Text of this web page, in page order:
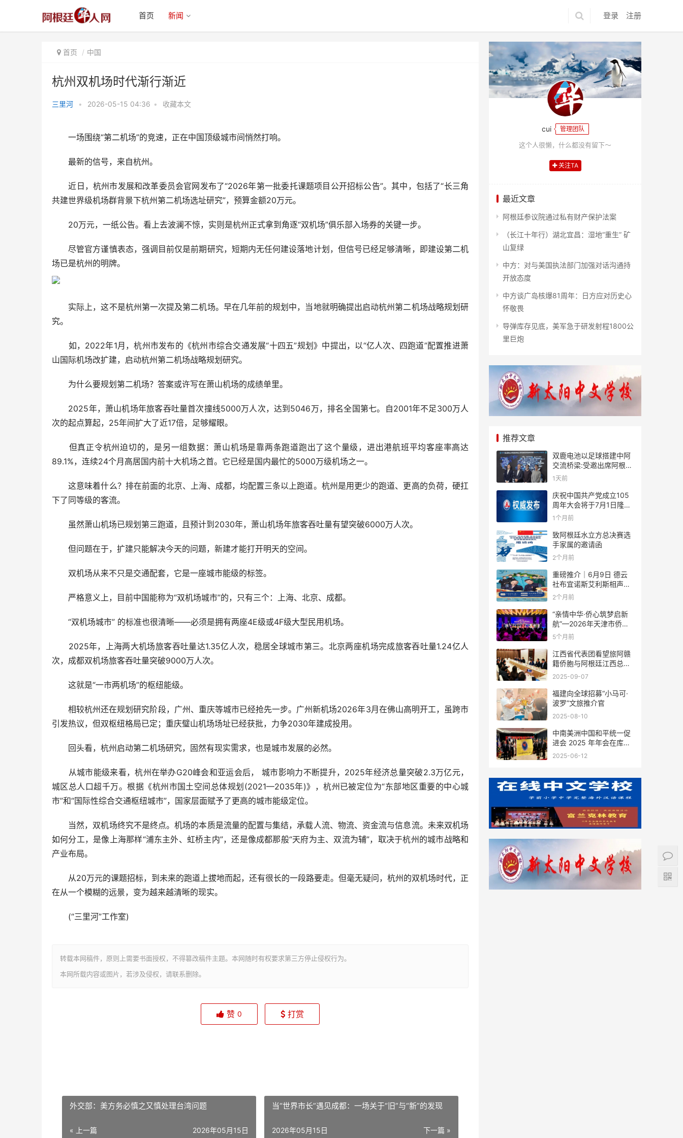
登录 注册
首页 新闻
首页 中国
杭州双机场时代渐行渐近
三里河 • 2026-05-15 04:36 • 收藏本文
一场围绕“第二机场”的竞速，正在中国顶级城市间悄然打响。
最新的信号，来自杭州。
近日，杭州市发展和改革委员会官网发布了“2026年第一批委托课题项目公开招标公告”。其中，包括了“长三角
共建世界级机场群背景下杭州第二机场选址研究”，预算金额20万元。
20万元，一纸公告。看上去波澜不惊，实则是杭州正式拿到角逐“双机场”俱乐部入场券的关键一步。
尽管官方谨慎表态，强调目前仅是前期研究，短期内无任何建设落地计划，但信号已经足够清晰，即建设第二机
场已是杭州的明牌。
实际上，这不是杭州第一次提及第二机场。早在几年前的规划中，当地就明确提出启动杭州第二机场战略规划研
究。
如，2022年1月，杭州市发布的《杭州市综合交通发展“十四五”规划》中提出，以“亿人次、四跑道”配置推进萧
山国际机场改扩建，启动杭州第二机场战略规划研究。
为什么要规划第二机场？答案或许写在萧山机场的成绩单里。
2025年，萧山机场年旅客吞吐量首次撞线5000万人次，达到5046万，排名全国第七。自2001年不足300万人
次的起点算起，25年间扩大了近17倍，足够耀眼。
但真正令杭州迫切的，是另一组数据：萧山机场是靠两条跑道跑出了这个量级，进出港航班平均客座率高达
89.1%，连续24个月高居国内前十大机场之首。它已经是国内最忙的5000万级机场之一。
这意味着什么？排在前面的北京、上海、成都，均配置三条以上跑道。杭州是用更少的跑道、更高的负荷，硬扛
下了同等级的客流。
虽然萧山机场已规划第三跑道，且预计到2030年，萧山机场年旅客吞吐量有望突破6000万人次。
但问题在于，扩建只能解决今天的问题，新建才能打开明天的空间。
双机场从来不只是交通配套，它是一座城市能级的标签。
严格意义上，目前中国能称为“双机场城市”的，只有三个：上海、北京、成都。
“双机场城市” 的标准也很清晰——必须是拥有两座4E级或4F级大型民用机场。
2025年，上海两大机场旅客吞吐量达1.35亿人次，稳居全球城市第三。北京两座机场完成旅客吞吐量1.24亿人
次，成都双机场旅客吞吐量突破9000万人次。
这就是“一市两机场”的枢纽能级。
相较杭州还在规划研究阶段，广州、重庆等城市已经抢先一步。广州新机场2026年3月在佛山高明开工，虽跨市
引发热议，但双枢纽格局已定；重庆璧山机场场址已经获批，力争2030年建成投用。
回头看，杭州启动第二机场研究，固然有现实需求，也是城市发展的必然。
从城市能级来看，杭州在举办G20峰会和亚运会后， 城市影响力不断提升，2025年经济总量突破2.3万亿元，
城区总人口超千万。根据《杭州市国土空间总体规划(2021—2035年)》，杭州已被定位为“东部地区重要的中心城
市”和“国际性综合交通枢纽城市”，国家层面赋予了更高的城市能级定位。
当然，双机场终究不是终点。机场的本质是流量的配置与集结，承载人流、物流、资金流与信息流。未来双机场
如何分工，是像上海那样“浦东主外、虹桥主内”，还是像成都那般“天府为主、双流为辅”，取决于杭州的城市战略和
产业布局。
从20万元的课题招标，到未来的跑道上拔地而起，还有很长的一段路要走。但毫无疑问，杭州的双机场时代，正
在从一个模糊的远景，变为越来越清晰的现实。
(“三里河”工作室)
转载本网稿件，原则上需要书面授权，不得篡改稿件主题。本网随时有权要求第三方停止侵权行为。
本网所载内容或图片，若涉及侵权，请联系删除。
赞 0 打赏
外交部：美方务必慎之又慎处理台湾问题
« 上一篇 2026年05月15日
当“世界市长”遇见成都：一场关于“旧”与“新”的发现
下一篇 »
2026年05月15日
cui 管理团队
这个人很懒，什么都没有留下～
关注TA
最近文章
阿根廷参议院通过私有财产保护法案
（长江十年行）湖北宜昌：湿地“重生” 矿
山复绿
中方：对与美国执法部门加强对话沟通持
开放态度
中方谈广岛核爆81周年：日方应对历史心
怀敬畏
导弹库存见底，美军急于研发射程1800公
里巨炮
推荐文章
双鹿电池以足球搭建中阿
交流桥梁:受邀出席阿根廷
足协赞助商招待会！
1天前
庆祝中国共产党成立105
周年大会将于7月1日隆重
举行
1个月前
致阿根廷水立方总决赛选
手家属的邀请函
2个月前
重磅推介｜6月9日 德云
社布宜诺斯艾利斯相声专
场！国风曲艺邂逅南美风
结！
2个月前
“亲情中华·侨心筑梦启新
航”—2026年天津市侨界
新春联谊活动成功举办
5个月前
江西省代表团看望旅阿赣
籍侨胞与阿根廷江西总商
会座谈
2025-09-07
福建向全球招募“小马可·
波罗”文旅推介官
2025-08-10
中南美洲中国和平统一促
进会 2025 年年会在库拉
索圆满举行，共绘反“独”
2025-06-12